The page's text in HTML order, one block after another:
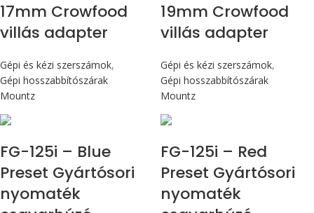
17mm Crowfood
villás adapter
Gépi és kézi szerszámok,
Gépi hosszabbítószárak
Mountz
19mm Crowfood
villás adapter
Gépi és kézi szerszámok,
Gépi hosszabbítószárak
Mountz
FG-125i – Blue
Preset Gyártósori
nyomaték
FG-125i – Red
Preset Gyártósori
nyomaték